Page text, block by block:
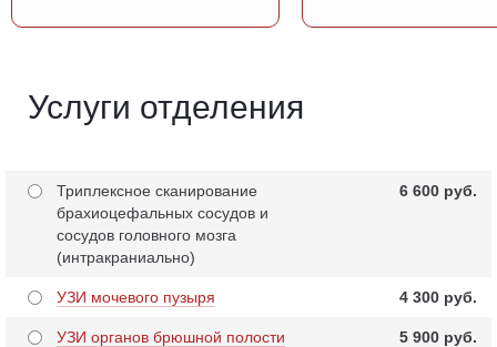
Услуги отделения
Триплексное сканирование
брахиоцефальных сосудов и
сосудов головного мозга
(интракраниально)
6 600 pуб.
УЗИ мочевого пузыря 4 300 pуб.
УЗИ органов брюшной полости 5 900 pуб.